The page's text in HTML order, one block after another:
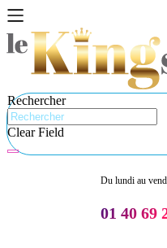
Rechercher
Clear Field
Du lundi au
01 40 69